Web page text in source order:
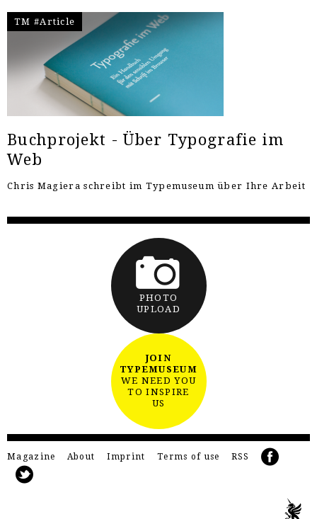
TM #Article
Buchprojekt - Über Typografie im
Web
Chris Magiera schreibt im Typemuseum über Ihre Arbeit
PHOTO
UPLOAD
JOIN
TYPEMUSEUM
WE NEED YOU
TO INSPIRE
US
Magazine About Imprint Terms of use RSS